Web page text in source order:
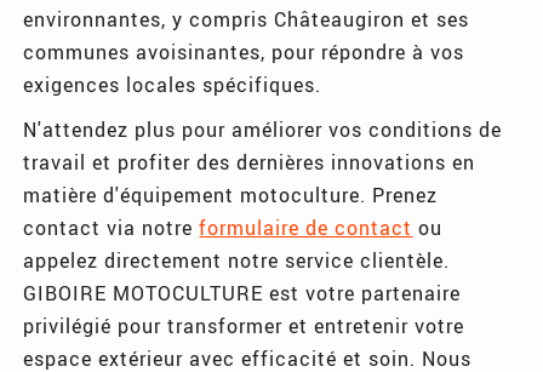
environnantes, y compris Châteaugiron et ses
communes avoisinantes, pour répondre à vos
exigences locales spécifiques.
N'attendez plus pour améliorer vos conditions de
travail et profiter des dernières innovations en
matière d'équipement motoculture. Prenez
contact via notreformulaire de contact ou
appelez directement notre service clientèle.
GIBOIRE MOTOCULTURE est votre partenaire
privilégié pour transformer et entretenir votre
espace extérieur avec efficacité et soin. Nous